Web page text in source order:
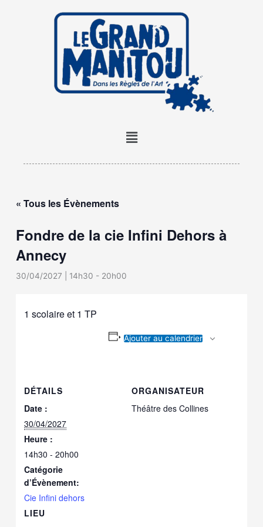
Menu
« Tous les Évènements
Fondre de la cie Infini Dehors à
Annecy
30/04/2027 | 14h30 - 20h00
1 scolaire et 1 TP
Ajouter au calendrier
DÉTAILS
Date :
30/04/2027
Heure :
14h30 - 20h00
Catégorie
d’Évènement:
Cie Infini dehors
LIEU
ORGANISATEUR
Théâtre des Collines